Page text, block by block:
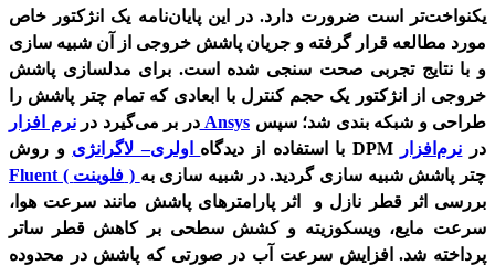
یکنواخت‌تر است ضرورت دارد. در این پایان‌نامه یک انژکتور خاص
مورد مطالعه قرار گرفته و جریان پاشش خروجی از آن شبیه سازی
و با نتایج تجربی صحت سنجی شده است. برای مدلسازی پاشش
خروجی از انژکتور یک حجم کنترل با ابعادی که تمام چتر پاشش را
در بر می‌گیرد درنرم افزار Ansys
با استفاده از دیدگاه اولری– لاگرانژی و روش DPM در نرم‌افزار
Fluent ( فلوینت ) چتر پاشش شبیه سازی گردید. در شبیه سازی به
بررسی اثر قطر نازل و اثر پارامتر‌های پاشش مانند سرعت هوا،
سرعت مایع، ویسکوزیته و کشش سطحی بر کاهش قطر ساتر
پرداخته شد. افزایش سرعت آب در صورتی که پاشش در محدوده